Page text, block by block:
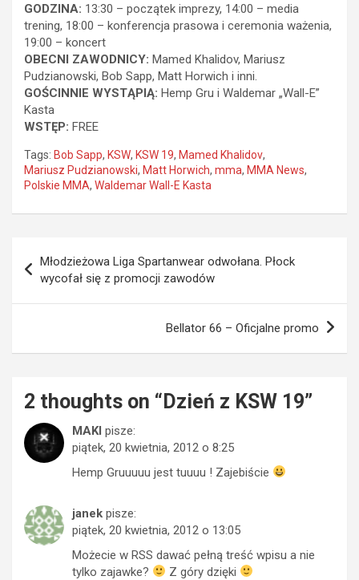
GODZINA: 13:30 – początek imprezy, 14:00 – media
trening, 18:00 – konferencja prasowa i ceremonia ważenia,
19:00 – koncert
OBECNI ZAWODNICY: Mamed Khalidov, Mariusz
Pudzianowski, Bob Sapp, Matt Horwich i inni.
GOŚCINNIE WYSTĄPIĄ: Hemp Gru i Waldemar „Wall-E”
Kasta
WSTĘP: FREE
Tags: Bob Sapp, KSW, KSW 19, Mamed Khalidov,
Mariusz Pudzianowski, Matt Horwich, mma, MMA News,
Polskie MMA, Waldemar Wall-E Kasta
wpisu
Młodzieżowa Liga Spartanwear odwołana. Płock
wycofał się z promocji zawodów
Bellator 66 – Oficjalne promo
2 thoughts on “ Dzień z KSW 19”
MAKI pisze:
piątek, 20 kwietnia, 2012 o 8:25
Hemp Gruuuuu jest tuuuu ! Zajebiście
janek pisze:
piątek, 20 kwietnia, 2012 o 13:05
Możecie w RSS dawać pełną treść wpisu a nie
tylko zajawke?
Z góry dzięki